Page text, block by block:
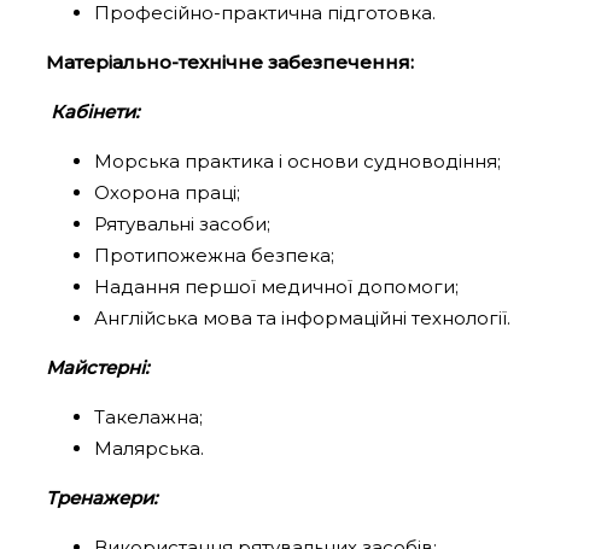
Професійно-практична підготовка.
Матеріально-технічне забезпечення:
Кабінети:
Морська практика і основи судноводіння;
Охорона праці;
Рятувальні засоби;
Протипожежна безпека;
Надання першої медичної допомоги;
Англійська мова та інформаційні технології.
Майстерні:
Такелажна;
Малярська.
Тренажери: